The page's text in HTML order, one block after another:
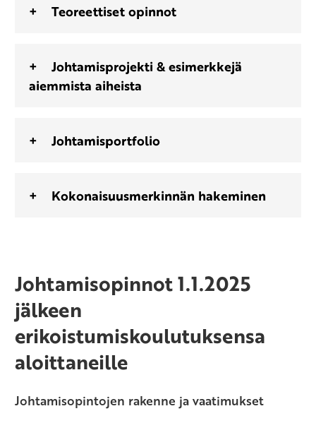
Teoreettiset opinnot
Johtamisprojekti & esimerkkejä
aiemmista aiheista
Johtamisportfolio
Kokonaisuusmerkinnän hakeminen
Johtamisopinnot 1.1.2025
jälkeen
erikoistumiskoulutuksensa
aloittaneille
Johtamisopintojen rakenne ja vaatimukset